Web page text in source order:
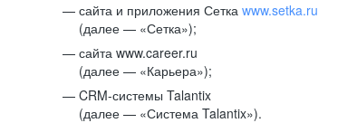
сайта и приложения Сетка www.setka.ru
(далее — «Сетка»);
сайта www.career.ru
(далее — «Карьера»);
CRM-системы Talantix
(далее — «Система Talantix»).